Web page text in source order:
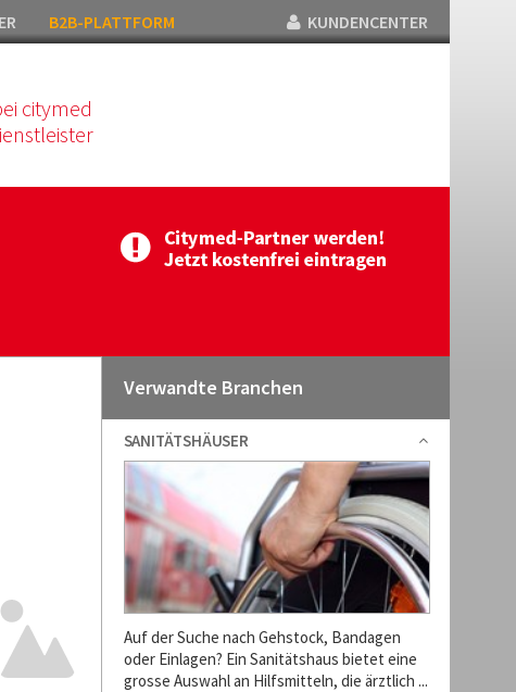
B2B-PLATTFORM KUNDENCENTER
citymed
Verwandte Branchen
SANITÄTSHÄUSER
Auf der Suche nach Gehstock, Bandagen
oder Einlagen? Ein Sanitätshaus bietet eine
grosse Auswahl an Hilfsmitteln, die ärztlich ...